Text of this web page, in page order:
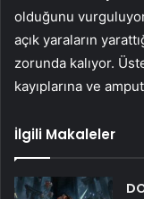
olduğunu
açık yaraların
zorunda kalıyor.
kayıplarına ve
İlgili Makaleler